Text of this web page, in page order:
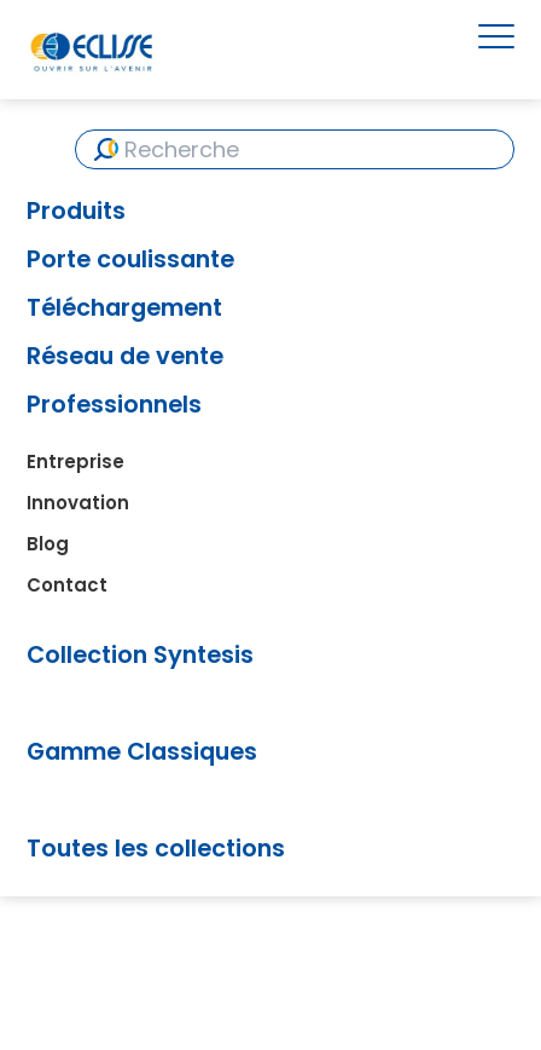
Produits
Porte coulissante
Téléchargement
Réseau de vente
Professionnels
Entreprise
Innovation
Blog
Contact
Collection Syntesis
Gamme Classiques
Toutes les collections